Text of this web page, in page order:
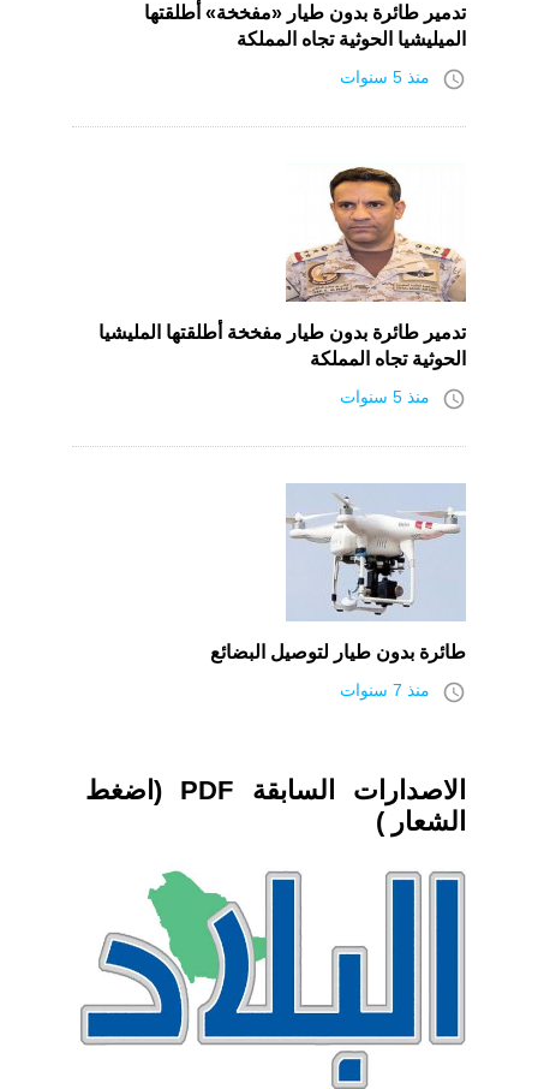
تدمير طائرة بدون طيار «مفخخة» أطلقتها
الميليشيا الحوثية تجاه المملكة
access_time منذ 5 سنوات
تدمير طائرة بدون طيار مفخخة أطلقتها المليشيا
الحوثية تجاه المملكة
access_time منذ 5 سنوات
طائرة بدون طيار لتوصيل البضائع
access_time منذ 7 سنوات
الاصدارات السابقة PDF (اضغط
الشعار )